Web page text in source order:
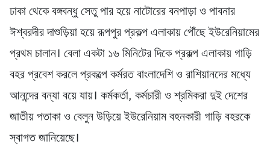
ঢাকা থেকে বঙ্গবন্ধু সেতু পার হয়ে নাটোরের বনপাড়া ও পাবনার
ঈশ্বরদীর দাশুড়িয়া হয়ে রূপপুর প্রকল্প এলাকায় পৌঁছে ইউরেনিয়ামের
প্রথম চালান। বেলা একটা ১৬ মিনিটের দিকে প্রকল্প এলাকায় গাড়ি
বহর প্রবেশ করলে প্রকল্পে কর্মরত বাংলাদেশি ও রাশিয়ানদের মধ্যে
আনন্দের বন্যা বয়ে যায়। কর্মকর্তা, কর্মচারী ও শ্রমিকরা দুই দেশের
জাতীয় পতাকা ও বেলুন উড়িয়ে ইউরেনিয়াম বহনকারী গাড়ি বহরকে
স্বাগত জানিয়েছে।